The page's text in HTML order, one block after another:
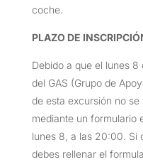
coche.
PLAZO DE
Debido a que el lunes
del GAS (Grupo de
de esta excursión no
mediante un formulario
lunes 8, a las 20:00. Si
debes rellenar el